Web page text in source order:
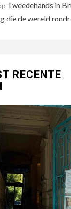
Tweedehands in
die de wereld
RECENTE